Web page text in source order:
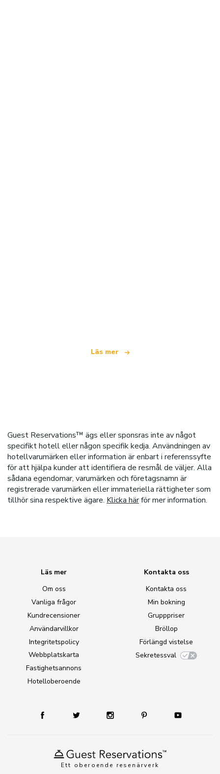
Läs mer
Guest Reservations™ ägs eller sponsras inte av något
specifikt hotell eller någon specifik kedja. Användningen av
hotellvarumärken eller information är enbart i referenssyfte
för att hjälpa kunder att identifiera de resmål de väljer. Alla
sådana egendomar, varumärken och företagsnamn är
registrerade varumärken eller immateriella rättigheter som
tillhör sina respektive ägare. Klicka härför mer information.
Ett oberoende resenärverk
Läs mer
Om oss
Vanliga frågor
Kundrecensioner
Användarvillkor
Integritetspolicy
Webbplatskarta
Fastighetsannons
Hotelloberoende
Kontakta oss
Kontakta oss
Min bokning
Grupppriser
Bröllop
Förlängd vistelse
Sekretessval